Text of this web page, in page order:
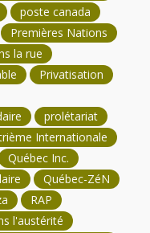
poste canada
Premières Nations
la rue
Privatisation
prolétariat
Internationale
Québec Inc.
Québec-ZéN
RAP
l'austérité